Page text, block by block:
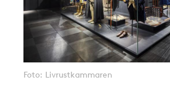
Foto: Livrustkammaren